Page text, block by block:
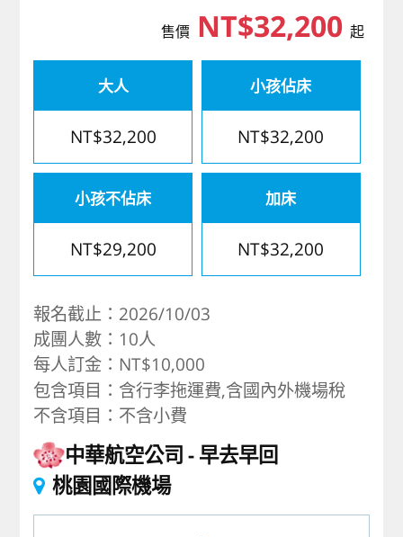
售價NT$32,200 起
大人
NT$32,200
小孩佔床
NT$32,200
小孩不佔床
NT$29,200
加床
NT$32,200
報名截止：2026/10/03
成團人數：10人
每人訂金：NT$10,000
包含項目：含行李拖運費,含國內外機場稅
不含項目：不含小費
中華航空公司
早去早回
桃園國際機場